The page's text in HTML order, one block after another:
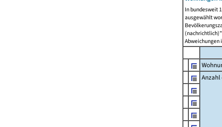
In bundesweit
ausgewählt
Abweichungen
Anzahl